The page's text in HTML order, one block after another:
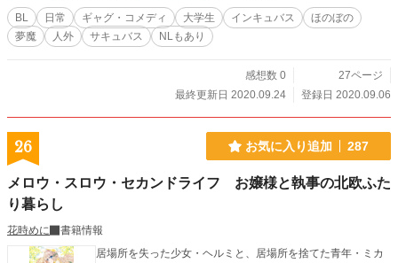
BL 日常 ギャグ・コメディ 大学生 インキュバス
ほのぼの
夢魔
人外 サキュバス NLもあり
感想数 0
27ページ
最終更新日 2020.09.24
登録日 2020.09.06
26 お気に入り追加 287
メロウ・スロウ・セカンドライフ お嬢様と執事の北欧ふた
り暮らし
花時めに
書籍情報
居場所を失った少女・ヘルミと、居場所を捨てた青年・ミカ